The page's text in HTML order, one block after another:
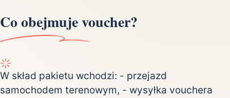
Co obejmuje voucher?
W skład pakietu wchodzi: - przejazd
samochodem terenowym, - wysyłka vouchera